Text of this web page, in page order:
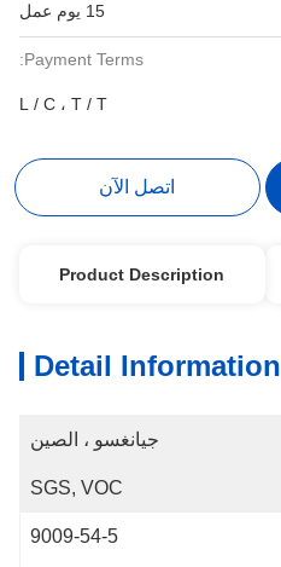
15 يوم عمل
Payment Terms:
L / C ، T / T
اتصل الآن
Product Description
Detail Information
جيانغسو ، الصين
SGS, VOC
9009-54-5